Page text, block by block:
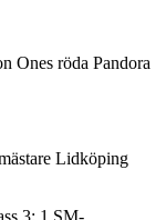
Ones röda Pandora
Lidköping
3: 1 SM-